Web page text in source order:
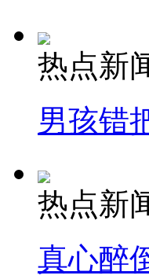
外交部：有关国家
安徽一实载49人客
走！跟着总书记去植
消防员救轻生者 花
热点新
男孩错
热点新
真心醉